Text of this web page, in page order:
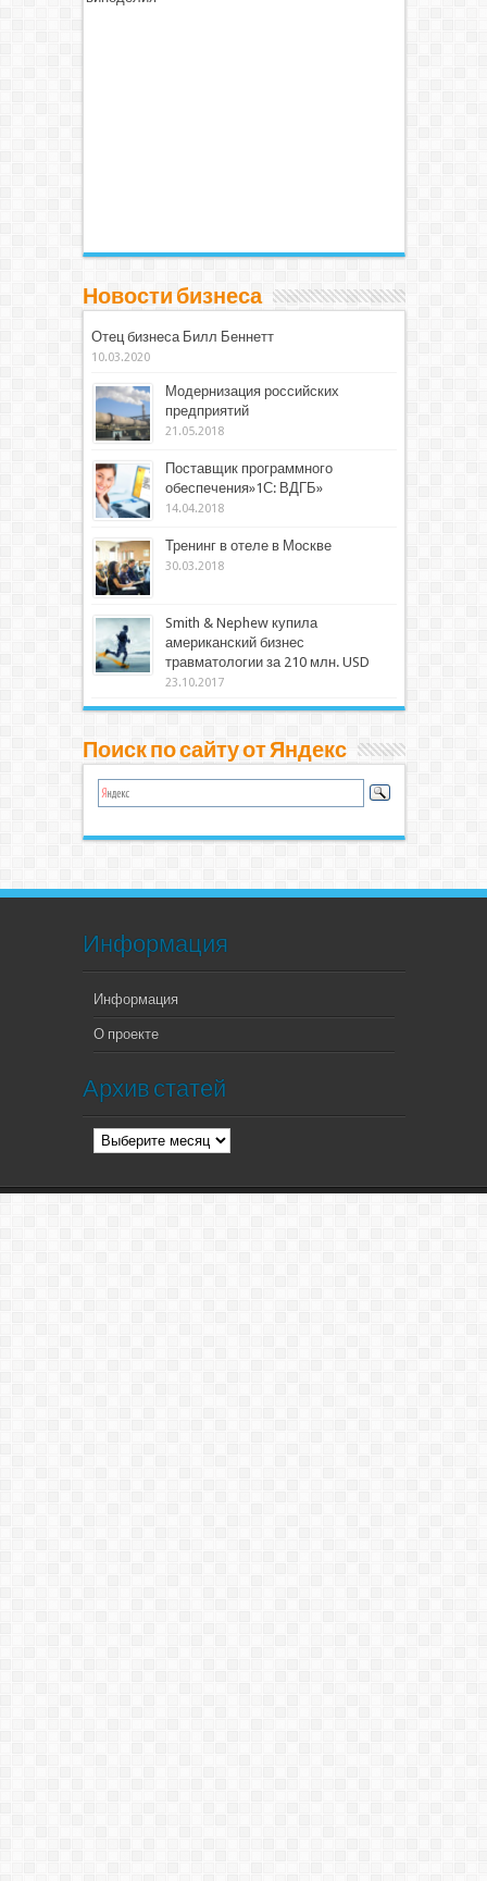
Новости бизнеса
Отец бизнеса Билл Беннетт
10.03.2020
Модернизация российских
предприятий
21.05.2018
Поставщик программного
обеспечения»1С: ВДГБ»
14.04.2018
Тренинг в отеле в Москве
30.03.2018
Smith & Nephew купила
американский бизнес
травматологии за 210 млн. USD
23.10.2017
Поиск по сайту от Яндекс
Информация
Информация
О проекте
Архив статей
Архив
статей